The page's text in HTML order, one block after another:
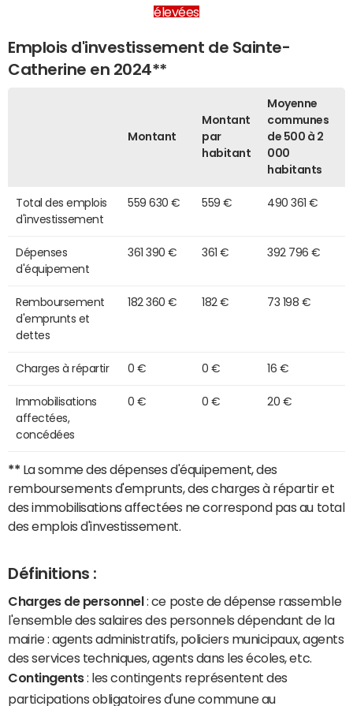
élevées
Emplois d'investissement de Sainte-
Catherine en 2024**
Montant
Montant
par
habitant
Moyenne
communes
de 500 à 2
000
habitants
Total des emplois
d'investissement
559 630 € 559 € 490 361 €
Dépenses
d'équipement
361 390 € 361 € 392 796 €
Remboursement
d'emprunts et
dettes
182 360 € 182 € 73 198 €
Charges à répartir 0 € 0 € 16 €
Immobilisations
affectées,
concédées
0 € 0 € 20 €
** La somme des dépenses d'équipement, des
remboursements d'emprunts, des charges à répartir et
des immobilisations affectées ne correspond pas au total
des emplois d'investissement.
Définitions :
Charges de personnel : ce poste de dépense rassemble
l'ensemble des salaires des personnels dépendant de la
mairie : agents administratifs, policiers municipaux, agents
des services techniques, agents dans les écoles, etc.
Contingents: les contingents représentent des
participations obligatoires d'une commune au